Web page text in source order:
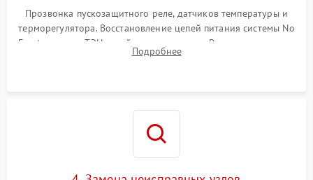
Прозвонка пускозащитного реле, датчиков температуры и
терморегулятора. Восстановление цепей питания системы No
Frost, включая ТЭН оттайки и вентилятор. Ремонт или замена
платы управления при сбоях алгоритмов.
Подробнее